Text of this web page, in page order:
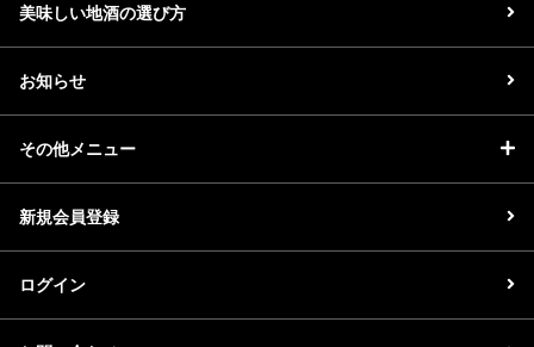
美味しい地酒の選び方
お知らせ
その他メニュー
新規会員登録
ログイン